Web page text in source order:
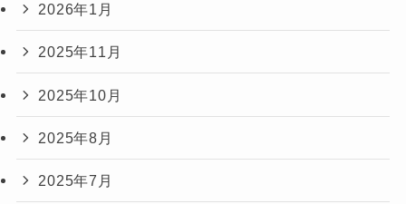
2026年1月
2025年11月
2025年10月
2025年8月
2025年7月